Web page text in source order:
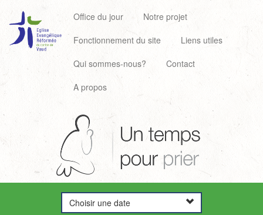
Office du jour
Notre projet
Fonctionnement du site
Liens utiles
Qui sommes-nous?
Contact
A propos
Choisir une date